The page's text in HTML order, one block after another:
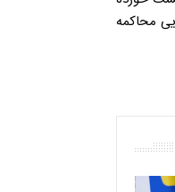
محاکمه